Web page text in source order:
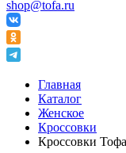
shop@tofa.ru
Главная
Каталог
Женское
Кроссовки
Кроссовки Тофа